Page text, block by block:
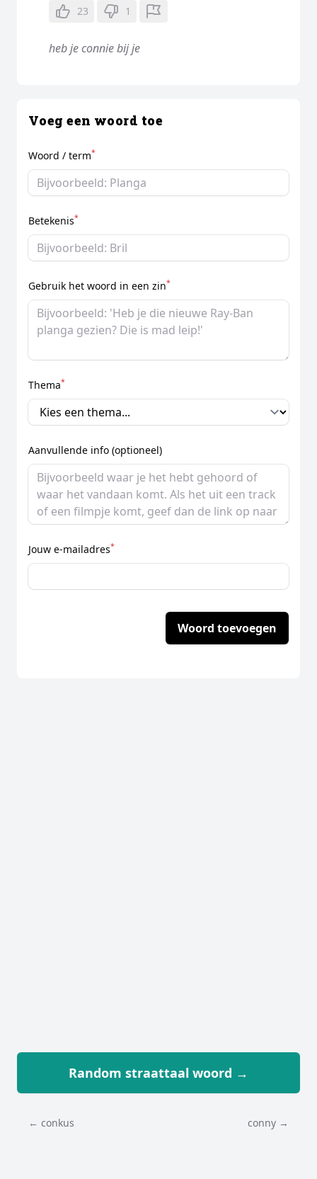
23 1
heb je connie bij je
Voeg een woord toe
Woord / term*
Betekenis*
Gebruik het woord in een zin*
Thema*
Aanvullende info (optioneel)
Jouw e-mailadres*
Woord toevoegen
Random straattaal woord →
← conkus conny →